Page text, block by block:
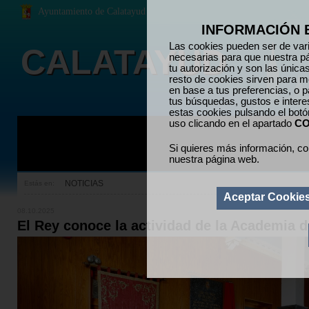
INFORMACIÓN
Las cookies pueden ser de
necesarias para que nuestra
tu autorización y son las
resto de cookies sirven para
en base a tus preferencias, o
tus búsquedas, gustos e
estas cookies pulsando el
uso clicando en el apartado
Si quieres más información,
nuestra página web.
Aceptar
El Rey conoce la actividad de la Academia
NOTICIAS
Ayuntamiento de Calatayud
CALATAYUD